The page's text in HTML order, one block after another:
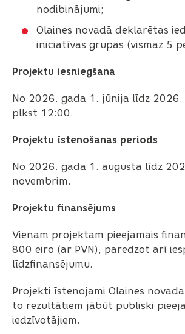
nodibinājumi;
Olaines novadā deklarētas
iniciatīvas grupas (vismaz 5
Projektu iesniegšana
No 2026. gada 1. jūnija līdz
plkst 12:00.
Projektu īstenošanas periods
No 2026. gada 1. augusta līdz
novembrim.
Projektu finansējums
Vienam projektam pieejamais
800 eiro (ar PVN), paredzot arī
līdzfinansējumu.
Projekti īstenojami Olaines
to rezultātiem jābūt publiski
iedzīvotājiem.